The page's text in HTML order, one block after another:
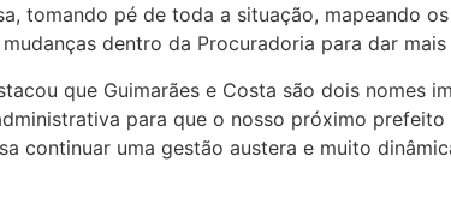
tomando pé de toda a situação, mapeando
dentro da Procuradoria para dar
que Guimarães e Costa são dois nomes
para que o nosso próximo
continuar uma gestão austera e muito